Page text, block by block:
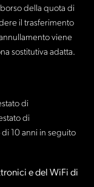
della quota di
il trasferimento
viene
sostitutiva adatta.
di
di
10 anni in seguito
e del WiFi di